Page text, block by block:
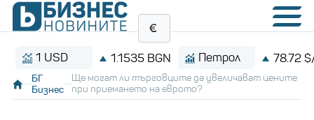
1 USD 1.1535 BGN Петрол 78.72 $/
БГ
Бизнес
Ще могат ли търговците да увеличават цените
при приемането на еврото?